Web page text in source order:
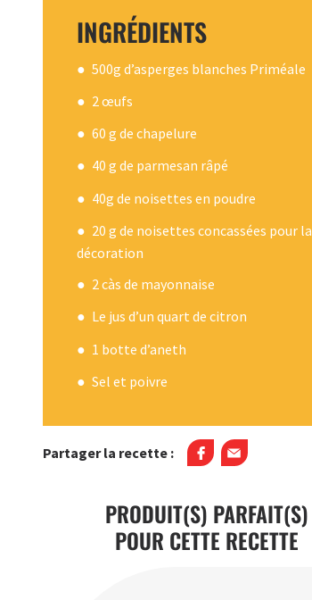
INGRÉDIENTS
500g d’asperges blanches Priméale
2 œufs
60 g de chapelure
40 g de parmesan râpé
40g de noisettes en poudre
20 g de noisettes concassées pour la
décoration
2 càs de mayonnaise
Le jus d’un quart de citron
1 botte d’aneth
Sel et poivre
Partager la recette :
PRODUIT(S) PARFAIT(S)
POUR CETTE RECETTE